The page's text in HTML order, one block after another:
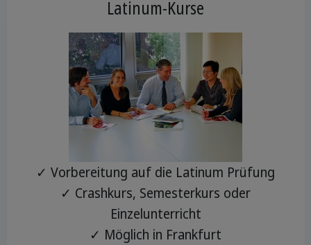
Latinum-Kurse
✓ Vorbereitung auf die Latinum Prüfung
✓ Crashkurs, Semesterkurs oder
Einzelunterricht
✓ Möglich in Frankfurt